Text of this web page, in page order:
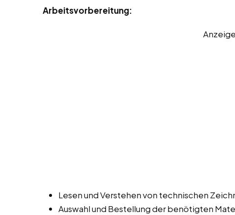
Arbeitsvorbereitung:
Anzeige
Lesen und Verstehen von technischen
Auswahl und Bestellung der benötigten